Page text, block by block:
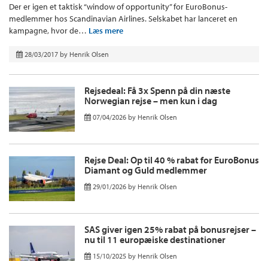
Der er igen et taktisk “window of opportunity” for EuroBonus-
medlemmer hos Scandinavian Airlines. Selskabet har lanceret en
kampagne, hvor de… Læs mere
28/03/2017 by Henrik Olsen
Rejsedeal: Få 3x Spenn på din næste
Norwegian rejse – men kun i dag
07/04/2026 by Henrik Olsen
Rejse Deal: Op til 40 % rabat for EuroBonus
Diamant og Guld medlemmer
29/01/2026 by Henrik Olsen
SAS giver igen 25% rabat på bonusrejser –
nu til 11 europæiske destinationer
15/10/2025 by Henrik Olsen